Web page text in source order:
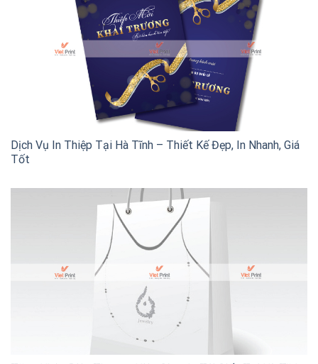
Dịch Vụ In Thiệp Tại Hà Tĩnh – Thiết Kế Đẹp, In Nhanh, Giá
Tốt